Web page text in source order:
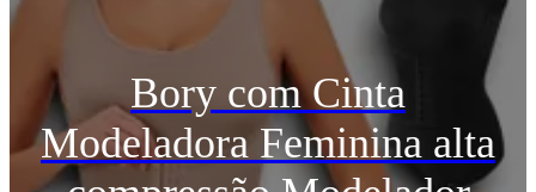
Bory com Cinta
Modeladora Feminina alta